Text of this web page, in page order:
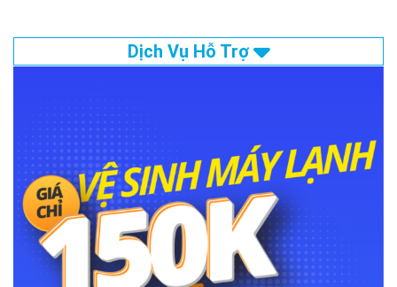
Dịch Vụ Hỗ Trợ